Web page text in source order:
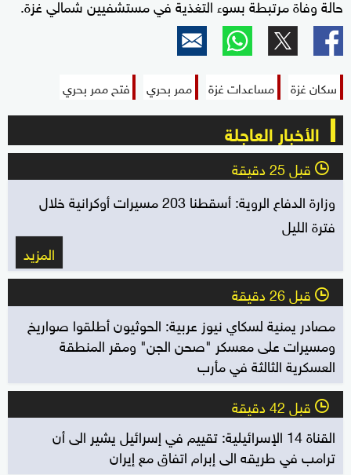
حالة وفاة مرتبطة بسوء التغذية في مستشفيين شمالي غزة.
سكان غزة مساعدات غزة ممر بحري فتح ممر بحري
الأخبار العاجلة
l قبل 25 دقيقة
وزارة الدفاع الروية: أسقطنا 203 مسيرات أوكرانية خلال
فترة الليل
المزيد
l قبل 26 دقيقة
مصادر يمنية لسكاي نيوز عربية: الحوثيون أطلقوا صواريخ
ومسيرات على معسكر "صحن الجن" ومقر المنطقة
العسكرية الثالثة في مأرب
l قبل 42 دقيقة
القناة 14 الإسرائيلية: تقييم في إسرائيل يشير الى أن
ترامب في طريقه الى إبرام اتفاق مع إيران